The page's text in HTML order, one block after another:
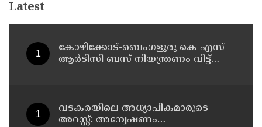
Latest
കോഴിക്കോട്-ബെംഗളൂരു കെ എസ്
ആര്‍ടിസി ബസ് നിയന്ത്രണം വിട്ട്
വടകരയിലെ അധ്യാപികമാരുടെ
അറസ്റ്റ്: അന്വേഷണം